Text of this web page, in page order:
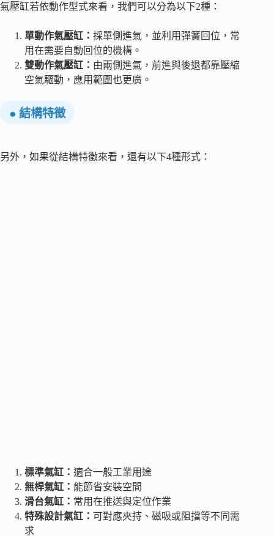
氣壓缸若依動作型式來看，我們可以分為以下2種：
單動作氣壓缸： 採單側進氣，並利用彈簧回位，常
用在需要自動回位的機構。
雙動作氣壓缸： 由兩側進氣，前進與後退都靠壓縮
空氣驅動，應用範圍也更廣。
● 結構特徵
另外，如果從結構特徵來看，還有以下4種形式：
標準氣缸： 適合一般工業用途
無桿氣缸： 能節省安裝空間
滑台氣缸： 常用在推送與定位作業
特殊設計氣缸： 可對應夾持、磁吸或阻擋等不同需
求